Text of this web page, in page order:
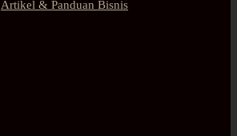
Artikel & Panduan Bisnis